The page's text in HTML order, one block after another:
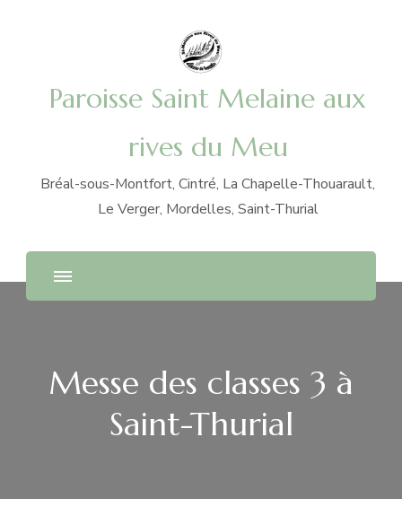
Paroisse Saint Melaine aux
rives du Meu
Bréal-sous-Montfort, Cintré, La Chapelle-Thouarault,
Le Verger, Mordelles, Saint-Thurial
Messe des classes 3 à
Saint-Thurial